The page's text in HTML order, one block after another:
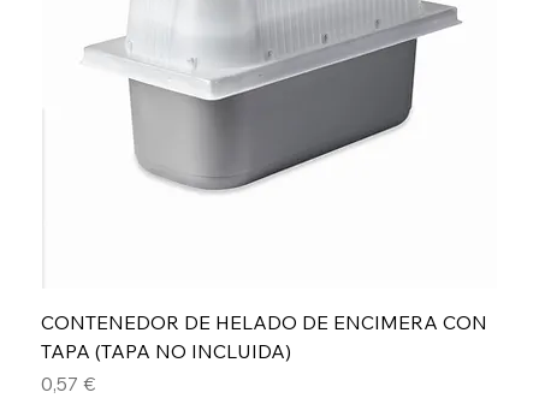
CONTENEDOR DE HELADO DE ENCIMERA CON
TAPA (TAPA NO INCLUIDA)
Precio
0,57 €